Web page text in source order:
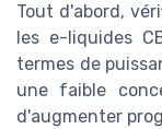
Tout d'abord,
les e-liquides
termes de
une faible
d'augmenter